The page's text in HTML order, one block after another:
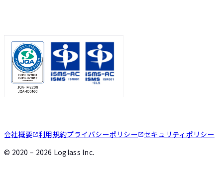
会社概要 利用規約プライバシーポリシー
セキュリティポリシー
© 2020 – 2026 Loglass Inc.